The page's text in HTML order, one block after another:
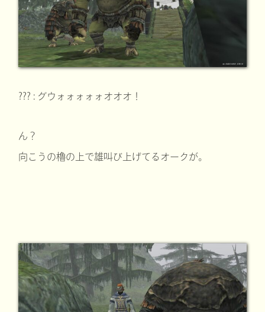
??? : グウォォォォォオオオ！
ん？
向こうの櫓の上で雄叫び上げてるオークが。